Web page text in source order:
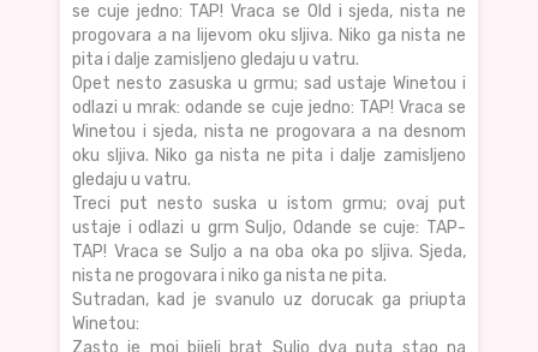
se cuje jedno: TAP! Vraca se Old i sjeda, nista ne
progovara a na lijevom oku sljiva. Niko ga nista ne
pita i dalje zamisljeno gledaju u vatru.
Opet nesto zasuska u grmu; sad ustaje Winetou i
odlazi u mrak: odande se cuje jedno: TAP! Vraca se
Winetou i sjeda, nista ne progovara a na desnom
oku sljiva. Niko ga nista ne pita i dalje zamisljeno
gledaju u vatru.
Treci put nesto suska u istom grmu; ovaj put
ustaje i odlazi u grm Suljo, Odande se cuje: TAP-
TAP! Vraca se Suljo a na oba oka po sljiva. Sjeda,
nista ne progovara i niko ga nista ne pita.
Sutradan, kad je svanulo uz dorucak ga priupta
Winetou: